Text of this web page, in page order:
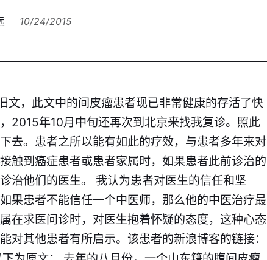
10/24/2015
文，此文中的间皮瘤患者现已非常健康的存活了快
2015年10月中旬还再次到北京来找我复诊。照此
去。患者之所以能有如此的疗效，与患者多年来对
触到 癌症患者或患者家属时，如果患者此前诊治的
治他们的医生。 我认为患者对医生的信任和坚
果患者不能信任一个中医师，那么他的中医治疗最
在求医问诊时，对医生抱着怀疑的态度，这种心态
对其他患者有所启示。该患者的新浪博客的链接：